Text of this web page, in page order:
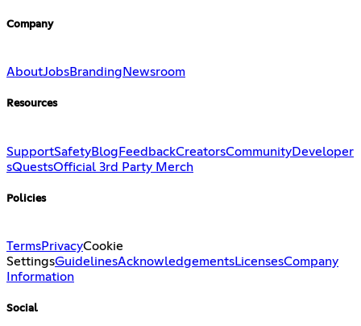
Company
AboutJobsBranding Newsroom
Resources
SupportSafetyBlog FeedbackCreatorsCommunityDeveloper
sQuestsOfficial 3rd Party Merch
Policies
TermsPrivacyCookie
SettingsGuidelinesAcknowledgementsLicensesCompany
Information
Social